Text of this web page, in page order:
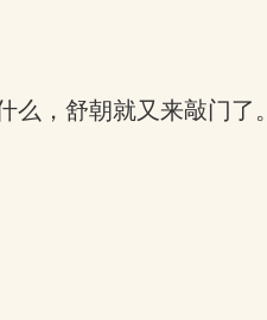
，舒朝就又来敲门了。